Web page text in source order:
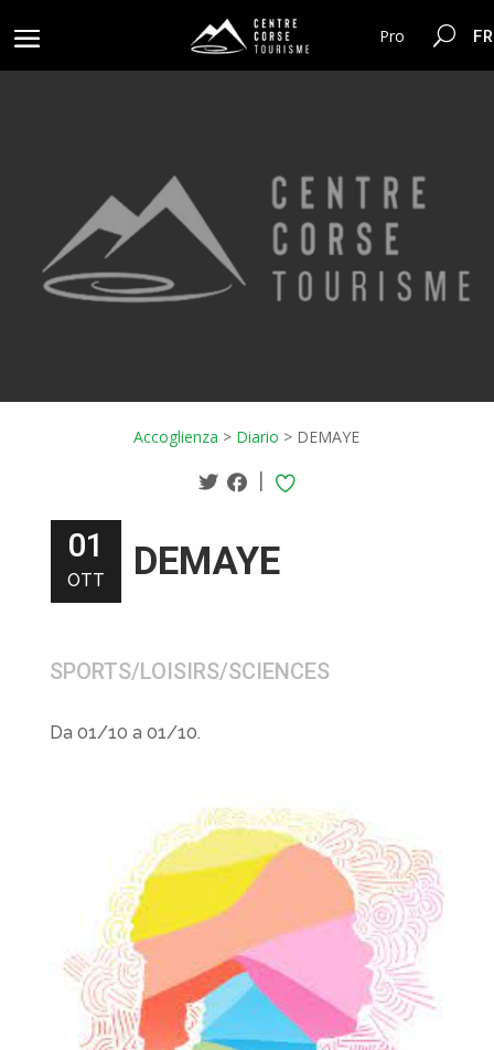
Pro
Accoglienza > Diario > DEMAYE
|
01
OTT DEMAYE
SPORTS/LOISIRS/SCIENCES
Da 01/10 a 01/10.